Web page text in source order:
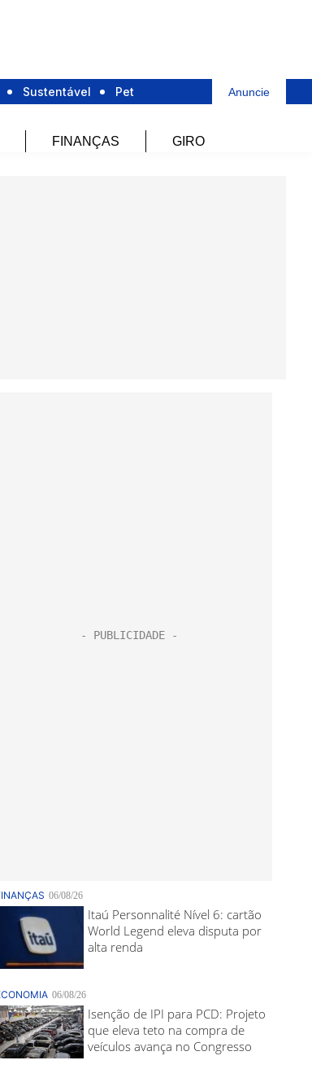
Sustentável Pet Anuncie
FINANÇAS GIRO